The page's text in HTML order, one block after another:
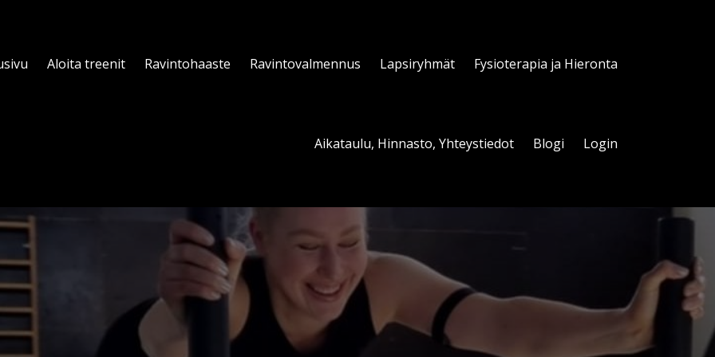
Aloita treenit Ravintohaaste Ravintovalmennus Lapsiryhmät Fysioterapia ja Hieronta
Aikataulu, Hinnasto, Yhteystiedot Blogi Login